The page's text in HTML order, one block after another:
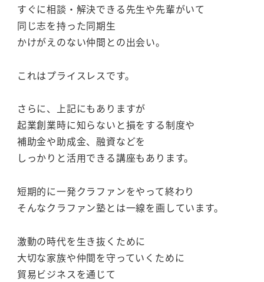
すぐに相談・解決できる先生や先輩がいて
同じ志を持った同期生
かけがえのない仲間との出会い。
これはプライスレスです。
さらに、上記にもありますが
起業創業時に知らないと損をする制度や
補助金や助成金、融資などを
しっかりと活用できる講座もあります。
短期的に一発クラファンをやって終わり
そんなクラファン塾とは一線を画しています。
激動の時代を生き抜くために
大切な家族や仲間を守っていくために
貿易ビジネスを通じて